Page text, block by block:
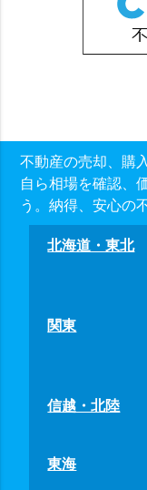
不動産の売却、購
自ら相場を確認、
う。納得、安心の
北海道・東北
関東
信越・北陸
東海